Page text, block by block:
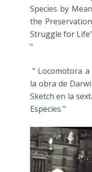
Species by
the
Struggle for
"
" Locomotora a
la obra de
Sketch en la
Especies "